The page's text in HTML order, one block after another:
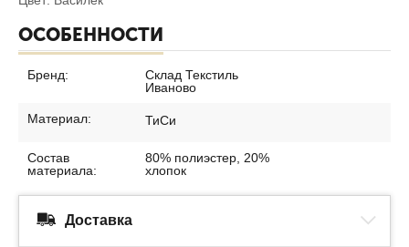
ОСОБЕННОСТИ
Бренд:
Склад Текстиль
Иваново
Материал: ТиСи
Состав
материала:
80% полиэстер, 20%
хлопок
Доставка